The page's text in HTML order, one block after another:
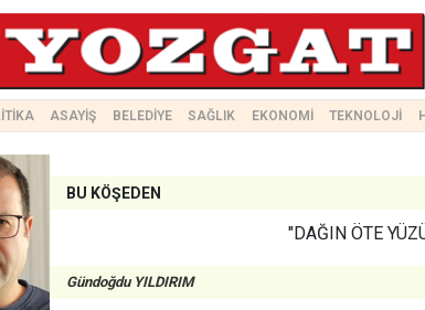
ASAYİŞ BELEDİYE SAĞLIK EKONOMİ TEKNOLOJİ
BU KÖŞEDEN
"DAĞIN ÖTE
Gündoğdu YILDIRIM